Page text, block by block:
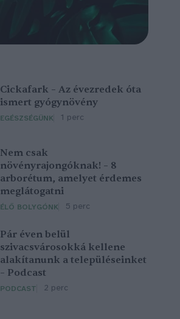
Cickafark – Az évezredek óta
ismert gyógynövény
EGÉSZSÉGÜNK 1 perc
Nem csak
növényrajongóknak! – 8
arborétum, amelyet érdemes
meglátogatni
ÉLŐ BOLYGÓNK 5 perc
Pár éven belül
szivacsvárosokká kellene
alakítanunk a településeinket
– Podcast
PODCAST 2 perc